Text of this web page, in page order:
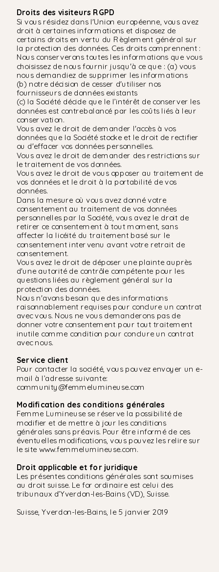
Droits des visiteurs RGPD
Si vous résidez dans l'Union européenne, vous avez
droit à certaines informations et disposez de
certains droits en vertu du Règlement général sur
la protection des données. Ces droits comprennent :
Nous conserverons toutes les informations que vous
choisissez de nous fournir jusqu'à ce que : (a) vous
nous demandiez de supprimer les informations
(b) notre décision de cesser d'utiliser nos
fournisseurs de données existants
(c) la Société décide que le l’intérêt de conserver les
données est contrebalancé par les coûts liés à leur
conservation.
Vous avez le droit de demander l'accès à vos
données que la Société stocke et le droit de rectifier
ou d'effacer vos données personnelles.
Vous avez le droit de demander des restrictions sur
le traitement de vos données.
Vous avez le droit de vous opposer au traitement de
vos données et le droit à la portabilité de vos
données.
Dans la mesure où vous avez donné votre
consentement au traitement de vos données
personnelles par la Société, vous avez le droit de
retirer ce consentement à tout moment, sans
affecter la licéité du traitement basé sur le
consentement intervenu avant votre retrait de
consentement.
Vous avez le droit de déposer une plainte auprès
d'une autorité de contrôle compétente pour les
questions liées au règlement général sur la
protection des données.
Nous n'avons besoin que des informations
raisonnablement requises pour conclure un contrat
avec vous. Nous ne vous demanderons pas de
donner votre consentement pour tout traitement
inutile comme condition pour conclure un contrat
avec nous.
Service client
Pour contacter la société, vous pouvez envoyer un e-
mail à l’adresse suivante:
community@femmelumineuse.com
Modification des conditions générales
Femme Lumineuse se réserve la possibilité de
modifier et de mettre à jour les conditions
générales sans préavis. Pour être informé de ces
éventuelles modifications, vous pouvez les relire sur
le site www.femmelumineuse.com.
Droit applicable et for juridique
Les présentes conditions générales sont soumises
au droit suisse. Le for ordinaire est celui des
tribunaux d’Yverdon-les-Bains (VD), Suisse.
Suisse, Yverdon-les-Bains, le 5 janvier 2019